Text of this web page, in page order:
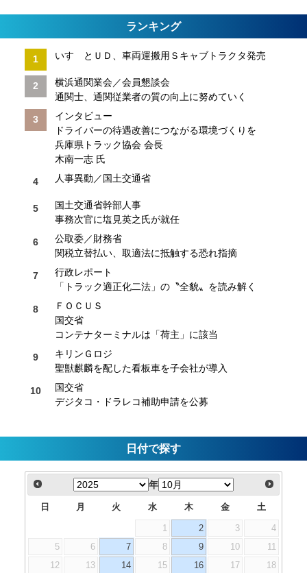
ランキング
いすゞとＵＤ、車両運搬用Ｓキャブトラクタ発売
横浜通関業会／会員懇談会
通関士、通関従業者の質の向上に努めていく
インタビュー
ドライバーの待遇改善につながる環境づくりを
兵庫県トラック協会 会長
木南一志 氏
人事異動／国土交通省
国土交通省幹部人事
事務次官に塩見英之氏が就任
公取委／財務省
関税立替払い、取適法に抵触する恐れ指摘
行政レポート
「トラック適正化二法」の〝全貌〟を読み解く
ＦＯＣＵＳ
国交省
コンテナターミナルは「荷主」に該当
キリンＧロジ
聖獣麒麟を配した看板車を子会社が導入
国交省
デジタコ・ドラレコ補助申請を公募
日付で探す
年
日 月 火 水 木 金 土
1 2 3
4
5
6 7 8 9 10
11
12
13 14 15 16 17
18